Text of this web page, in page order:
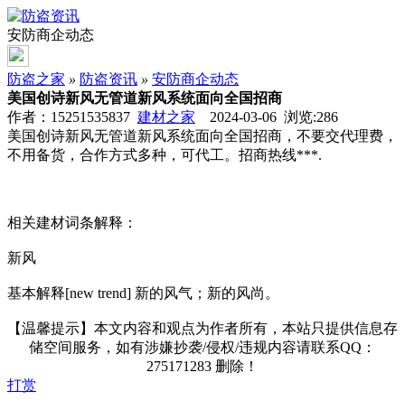
安防商企动态
防盗之家 » 防盗资讯 » 安防商企动态
美国创诗新风无管道新风系统面向全国招商
作者：15251535837 建材之家 2024-03-06 浏览:286
美国创诗新风无管道新风系统面向全国招商，不要交代理费，
不用备货，合作方式多种，可代工。招商热线***.
相关建材词条解释：
新风
基本解释[new trend] 新的风气；新的风尚。
【温馨提示】本文内容和观点为作者所有，本站只提供信息存
储空间服务，如有涉嫌抄袭/侵权/违规内容请联系QQ：
275171283 删除！
打赏